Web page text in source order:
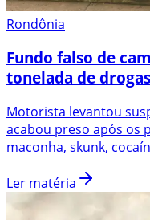
Rondônia
Fundo falso de
tonelada de
Motorista levantou
acabou preso após os
maconha, skunk,
Ler matéria